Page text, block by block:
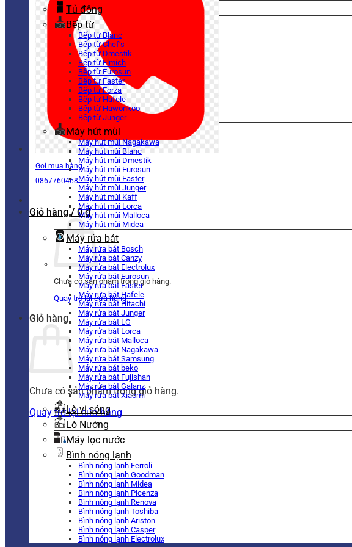
Gọi mua hàng
0867760468
Giỏ hàng / 0₫
Chưa có sản phẩm trong giỏ hàng.
Quay trở lại cửa hàng
Giỏ hàng
Chưa có sản phẩm trong giỏ hàng.
Quay trở lại cửa hàng
Tủ đông
Bếp từ
Bếp từ Blanc
Bếp từ Chef’s
Bếp từ Dmestik
Bếp từ Elmich
Bếp từ Eurosun
Bếp từ Faster
Bếp từ Forza
Bếp từ Hafele
Bếp từ Hawonkoo
Bếp từ Junger
Máy hút mùi
Máy hút mùi Nagakawa
Máy hút mùi Blanc
Máy hút mùi Dmestik
Máy hút mùi Eurosun
Máy hút mùi Faster
Máy hút mùi Junger
Máy hút mùi Kaff
Máy hút mùi Lorca
Máy hút mùi Malloca
Máy hút mùi Midea
Máy rửa bát
Máy rửa bát Bosch
Máy rửa bát Canzy
Máy rửa bát Electrolux
Máy rửa bát Eurosun
Máy rửa bát Faster
Máy rửa bát Hafele
Máy rửa bát Hitachi
Máy rửa bát Junger
Máy rửa bát LG
Máy rửa bát Lorca
Máy rửa bát Malloca
Máy rửa bát Nagakawa
Máy rửa bát Samsung
Máy rửa bát beko
Máy rửa bát Fujishan
Máy rửa bát Galanz
Máy rửa bát Xiaomi
Lò vi sóng
Lò Nướng
Máy lọc nước
Bình nóng lạnh
Bình nóng lạnh Ferroli
Bình nóng lạnh Goodman
Bình nóng lạnh Midea
Bình nóng lạnh Picenza
Bình nóng lạnh Renova
Bình nóng lạnh Toshiba
Bình nóng lạnh Ariston
Bình nóng lạnh Casper
Bình nóng lạnh Electrolux